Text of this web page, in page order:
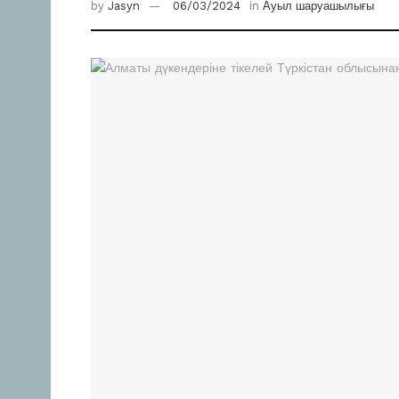
by Jasyn 06/03/2024 in Ауыл шаруашылығы